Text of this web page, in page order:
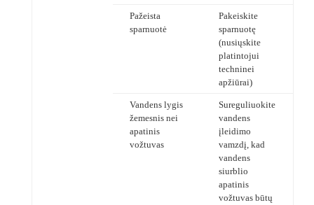
Pažeista
sparnuotė
Pakeiskite
sparnuotę
(nusiųskite
platintojui
techninei
apžiūrai)
Vandens lygis
žemesnis nei
apatinis
vožtuvas
Sureguliuokite
vandens
įleidimo
vamzdį, kad
vandens
siurblio
apatinis
vožtuvas būtų